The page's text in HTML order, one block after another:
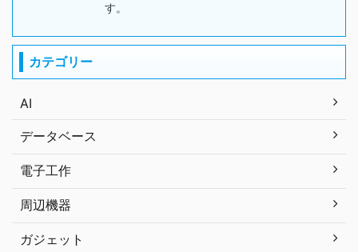
す。
カテゴリー
AI
データベース
電子工作
周辺機器
ガジェット